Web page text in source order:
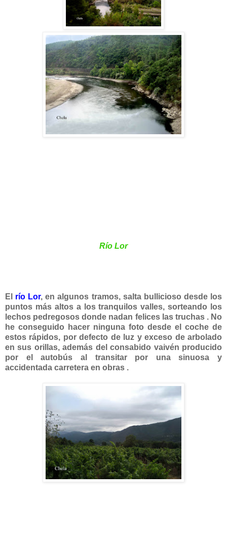
Río Lor
El río Lor, en algunos tramos, salta bullicioso desde los
puntos más altos a los tranquilos valles, sorteando los
lechos pedregosos donde nadan felices las truchas . No
he conseguido hacer ninguna foto desde el coche de
estos rápidos, por defecto de luz y exceso de arbolado
en sus orillas, además del consabido vaivén producido
por el autobús al transitar por una sinuosa y
accidentada carretera en obras .